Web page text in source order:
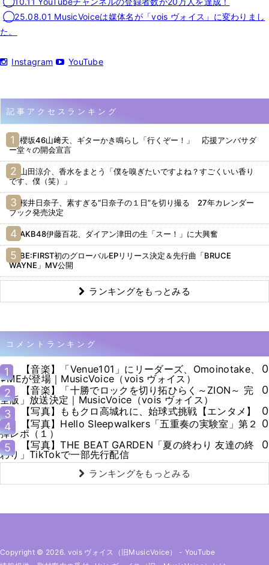
◯25.08.01 MusicVoiceは媒体名が「vois ヴォイス」に変わりまし
た。
Instagram YouTube
記事アクセスランキング
櫻坂46山﨑天、ギターかき鳴らし「行くぞー！」 応援アンバサダ
ー堂々の開会宣言
山田涼介、香水をまとう「僕を嗅ぎたいですよね？すごくいい香り
です、僕（笑）」
桜井日奈子、素すぎる“日奈子の１日”を切り撮る 27年カレンダー
ブック発売決定
AKB48伊藤百花、ダイアン津田の生「スー！」に大興奮
BE:FIRST初のグローバルEPリリース決定＆先行曲「BRUCE
WAYNE」MV公開
ランキングをもっとみる
コメントランキング
1
【音楽】「Venue101」にリーダーズ、Omoinotake、
≠MEが登場｜MusicVoice（vois ヴォイス）
0
2
【音楽】「十勝でロックを切り拓ひらく～ZION～ 完
全版」放送決定｜MusicVoice（vois ヴォイス）
0
3
【写真】ももクロ高城れに、始球式挑戦【エンタメ】
0
4
【写真】Hello Sleepwalkers「五重奏の実験室」第２
弾レポ（１）
0
5
【写真】THE BEAT GARDEN「夏の終わり 友達の終
わり」TikTokで一部先行配信
0
ランキングをもっとみる
Copyright © 2026. vois ヴォイス（旧MusicVoice） - YouTube